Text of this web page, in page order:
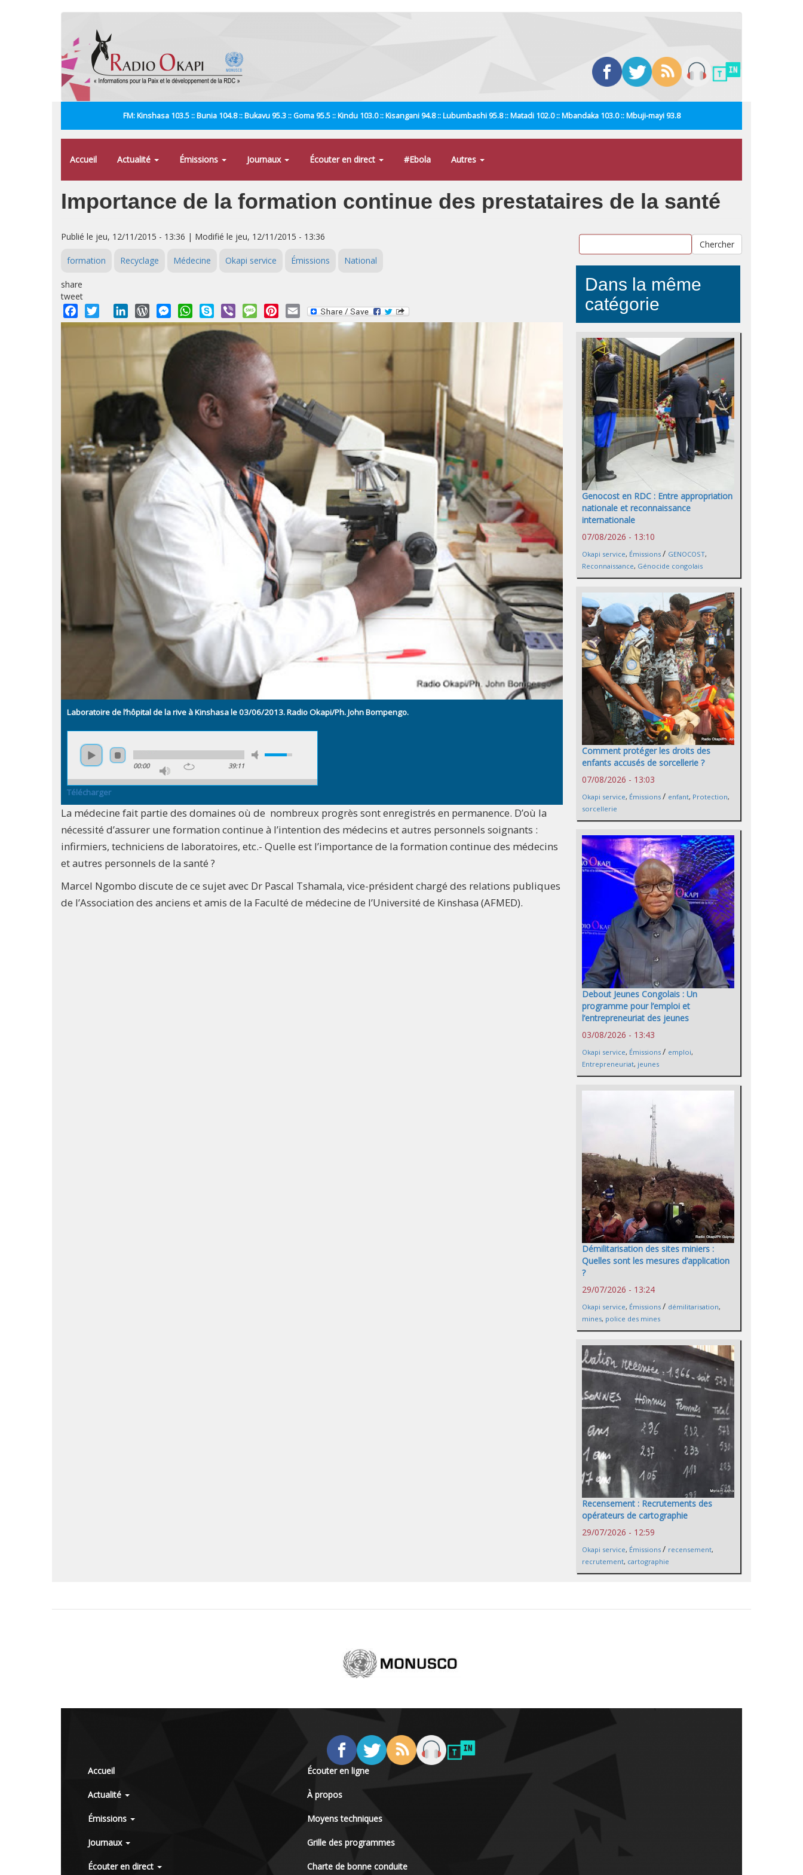
FM: Kinshasa 103.5 :: Bunia 104.8 :: Bukavu 95.3 :: Goma 95.5 :: Kindu 103.0 :: Kisangani 94.8 :: Lubumbashi 95.8 :: Matadi 102.0 :: Mbandaka 103.0 :: Mbuji-mayi 93.8
Accueil Actualité Émissions Journaux Écouter en direct #Ebola Autres
Importance de la formation continue des prestataires de la santé
Publié le jeu, 12/11/2015 - 13:36 | Modifié le jeu, 12/11/2015 - 13:36
formation Recyclage Médecine Okapi service Émissions National
share
tweet
Facebook
Twitter LinkedInWordPressMessengerWhatsApp
Skype Viber MessagePinterest
Email
Laboratoire de l’hôpital de la rive à Kinshasa le 03/06/2013. Radio Okapi/Ph. John Bompengo.
00:00 39:11
Télécharger
La médecine fait partie des domaines où de nombreux progrès sont enregistrés en permanence. D’où la
nécessité d’assurer une formation continue à l’intention des médecins et autres personnels soignants :
infirmiers, techniciens de laboratoires, etc.- Quelle est l’importance de la formation continue des médecins
et autres personnels de la santé ?
Marcel Ngombo discute de ce sujet avec Dr Pascal Tshamala, vice-président chargé des relations publiques
de l’Association des anciens et amis de la Faculté de médecine de l’Université de Kinshasa (AFMED).
Chercher
Dans la même
catégorie
Genocost en RDC : Entre appropriation
nationale et reconnaissance
internationale
07/08/2026 - 13:10
Okapi service, Émissions / GENOCOST,
Reconnaissance, Génocide congolais
Comment protéger les droits des
enfants accusés de sorcellerie ?
07/08/2026 - 13:03
Okapi service, Émissions / enfant, Protection,
sorcellerie
Debout Jeunes Congolais : Un
programme pour l’emploi et
l’entrepreneuriat des jeunes
03/08/2026 - 13:43
Okapi service, Émissions / emploi,
Entrepreneuriat, jeunes
Démilitarisation des sites miniers :
Quelles sont les mesures d’application
?
29/07/2026 - 13:24
Okapi service, Émissions / démilitarisation,
mines, police des mines
Recensement : Recrutements des
opérateurs de cartographie
29/07/2026 - 12:59
Okapi service, Émissions / recensement,
recrutement, cartographie
Accueil
Actualité
Émissions
Journaux
Écouter en direct
Écouter en ligne
À propos
Moyens techniques
Grille des programmes
Charte de bonne conduite